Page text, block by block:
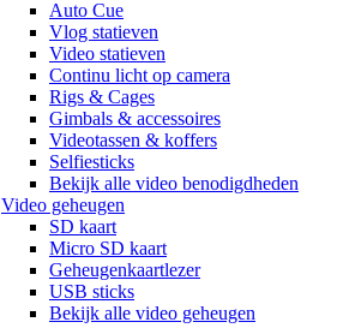
Auto Cue
Vlog statieven
Video statieven
Continu licht op camera
Rigs & Cages
Gimbals & accessoires
Videotassen & koffers
Selfiesticks
Bekijk alle video benodigdheden
Video geheugen
SD kaart
Micro SD kaart
Geheugenkaartlezer
USB sticks
Bekijk alle video geheugen